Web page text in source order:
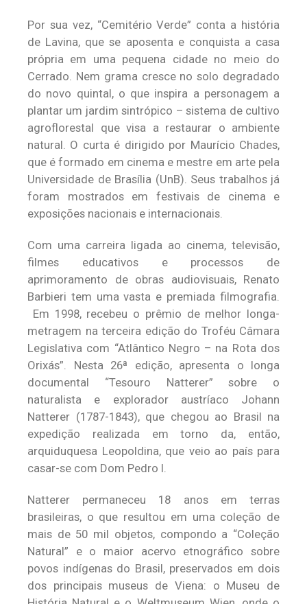
Por sua vez, “Cemitério Verde” conta a história
de Lavina, que se aposenta e conquista a casa
própria em uma pequena cidade no meio do
Cerrado. Nem grama cresce no solo degradado
do novo quintal, o que inspira a personagem a
plantar um jardim sintrópico – sistema de cultivo
agroflorestal que visa a restaurar o ambiente
natural. O curta é dirigido por Maurício Chades,
que é formado em cinema e mestre em arte pela
Universidade de Brasília (UnB). Seus trabalhos já
foram mostrados em festivais de cinema e
exposições nacionais e internacionais.
Com uma carreira ligada ao cinema, televisão,
filmes educativos e processos de
aprimoramento de obras audiovisuais, Renato
Barbieri tem uma vasta e premiada filmografia.
Em 1998, recebeu o prêmio de melhor longa-
metragem na terceira edição do Troféu Câmara
Legislativa com “Atlântico Negro – na Rota dos
Orixás”. Nesta 26ª edição, apresenta o longa
documental “Tesouro Natterer” sobre o
naturalista e explorador austríaco Johann
Natterer (1787-1843), que chegou ao Brasil na
expedição realizada em torno da, então,
arquiduquesa Leopoldina, que veio ao país para
casar-se com Dom Pedro I.
Natterer permaneceu 18 anos em terras
brasileiras, o que resultou em uma coleção de
mais de 50 mil objetos, compondo a “Coleção
Natural” e o maior acervo etnográfico sobre
povos indígenas do Brasil, preservados em dois
dos principais museus de Viena: o Museu de